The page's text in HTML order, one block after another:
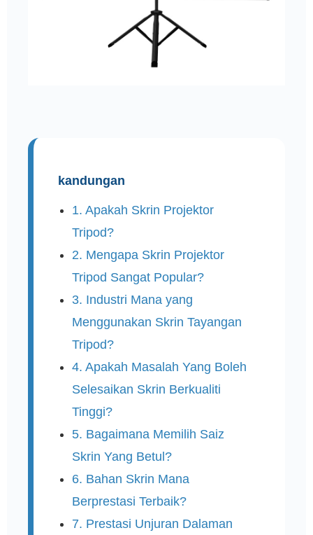
kandungan
1. Apakah Skrin Projektor
Tripod?
2. Mengapa Skrin Projektor
Tripod Sangat Popular?
3. Industri Mana yang
Menggunakan Skrin Tayangan
Tripod?
4. Apakah Masalah Yang Boleh
Selesaikan Skrin Berkualiti
Tinggi?
5. Bagaimana Memilih Saiz
Skrin Yang Betul?
6. Bahan Skrin Mana
Berprestasi Terbaik?
7. Prestasi Unjuran Dalaman